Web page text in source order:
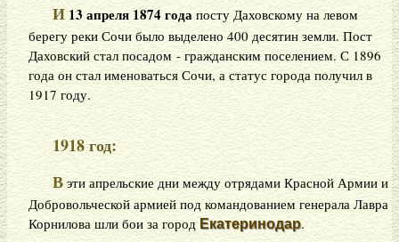
И 13 апреля 1874 года посту Даховскому на левом
берегу реки Сочи было выделено 400 десятин земли. Пост
Даховский стал посадом - гражданским поселением. С 1896
года он стал именоваться Сочи, а статус города получил в
1917 году.
1918 год:
В эти апрельские дни между отрядами Красной Армии и
Добровольческой армией под командованием генерала Лавра
Корнилова шли бои за город Екатеринодар.